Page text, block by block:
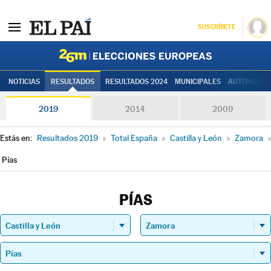
SUSCRÍBETE
NOTICIAS RESULTADOS RESULTADOS 2024 MUNICIPALES
2019 2014 2009
Estás en: Resultados 2019 » Total España » Castilla y León » Zamora »
Pías
PÍAS